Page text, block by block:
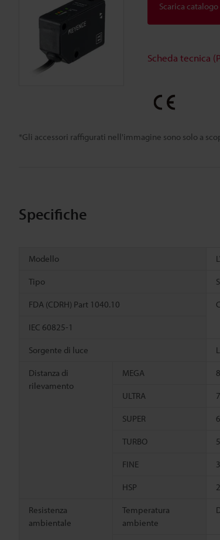
*Gli accessori raffigurati nell'immagine sono solo a
Scarica catalogo
Scheda tecnica
Specifiche
Modello
Tipo
FDA (CDRH) Part 1040.10
IEC 60825-1
Sorgente di luce
Distanza di
rilevamento
MEGA
ULTRA
SUPER
TURBO
FINE
HSP
Resistenza
ambientale
Temperatura
ambiente